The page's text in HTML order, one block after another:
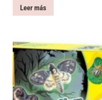
Leer más